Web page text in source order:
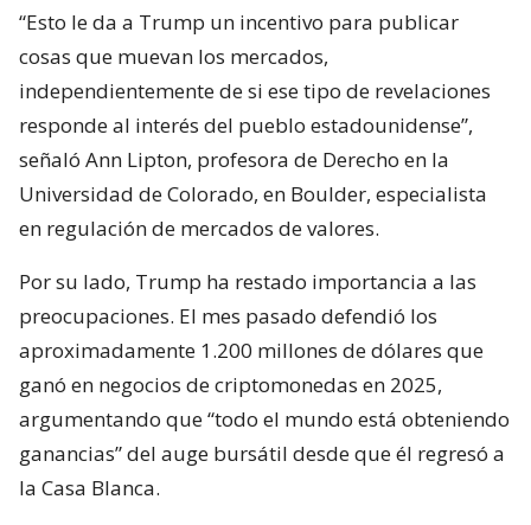
“Esto le da a Trump un incentivo para publicar
cosas que muevan los mercados,
independientemente de si ese tipo de revelaciones
responde al interés del pueblo estadounidense”,
señaló Ann Lipton, profesora de Derecho en la
Universidad de Colorado, en Boulder, especialista
en regulación de mercados de valores.
Por su lado, Trump ha restado importancia a las
preocupaciones. El mes pasado defendió los
aproximadamente 1.200 millones de dólares que
ganó en negocios de criptomonedas en 2025,
argumentando que “todo el mundo está obteniendo
ganancias” del auge bursátil desde que él regresó a
la Casa Blanca.